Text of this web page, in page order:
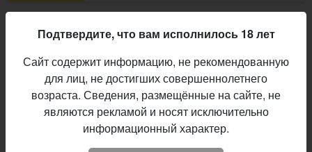
Пивоварня:
Начало
выпуска:
24.06.2026
Оценка:
3.701
Подтвердите, что вам исполнилось 18 лет
Сайт содержит информацию, не рекомендованную
для лиц, не достигших совершеннолетнего
возраста. Сведения, размещённые на сайте, не
являются рекламой и носят исключительно
информационный характер.